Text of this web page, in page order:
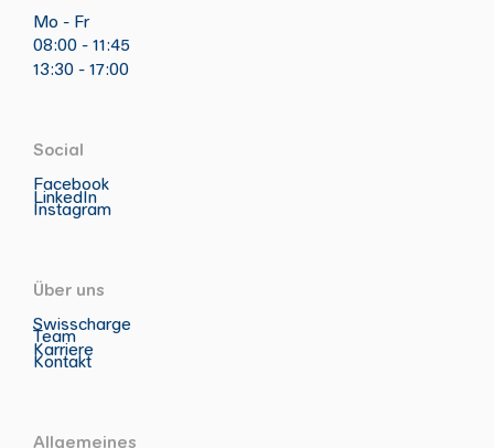
Mo - Fr
08:00 - 11:45
13:30 - 17:00
Social
Facebook
LinkedIn
Instagram
Über uns
Swisscharge
Team
Karriere
Kontakt
Allgemeines